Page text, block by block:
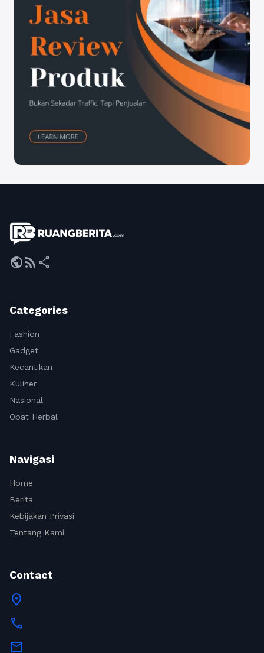
publicrss_feed share
Categories
Fashion
Gadget
Kecantikan
Kuliner
Nasional
Obat Herbal
Navigasi
Home
Berita
Kebijakan Privasi
Tentang Kami
Contact
location_on
call
mail